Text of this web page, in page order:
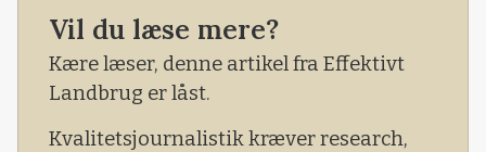
Den holdning deler man ikke hos Bæredygtigt
Landbrug.
Vil du læse mere?
Kære læser, denne artikel fra Effektivt
Landbrug er låst.
Kvalitetsjournalistik kræver research,